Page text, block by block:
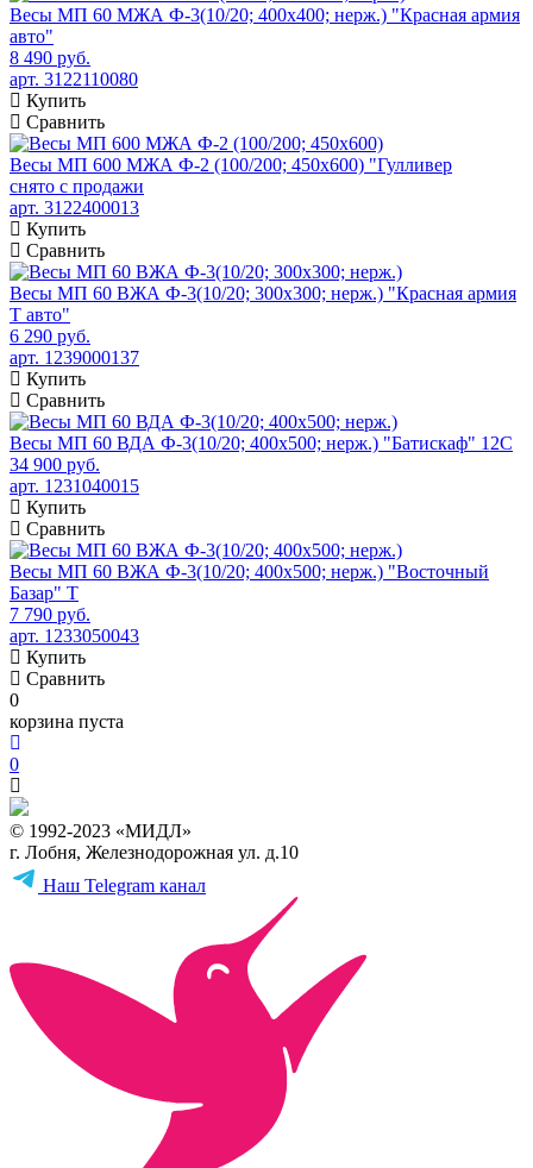
Весы МП 60 МЖА Ф-3(10/20; 400х400; нерж.) "Красная армия
авто"
8 490 руб.
арт. 3122110080
Купить
Сравнить
Весы МП 600 МЖА Ф-2 (100/200; 450х600) "Гулливер
снято с продажи
арт. 3122400013
Купить
Сравнить
Весы МП 60 ВЖА Ф-3(10/20; 300х300; нерж.) "Красная армия
Т авто"
6 290 руб.
арт. 1239000137
Купить
Сравнить
Весы МП 60 ВДА Ф-3(10/20; 400х500; нерж.) "Батискаф" 12С
34 900 руб.
арт. 1231040015
Купить
Сравнить
Весы МП 60 ВЖА Ф-3(10/20; 400х500; нерж.) "Восточный
Базар" Т
7 790 руб.
арт. 1233050043
Купить
Сравнить
0
корзина пуста
0
© 1992-2023 «МИДЛ»
г. Лобня, Железнодорожная ул. д.10
Наш Telegram канал